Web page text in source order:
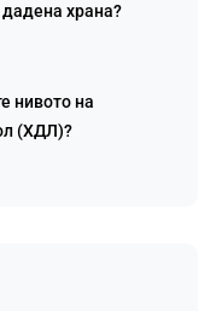
дадена храна?
нивото на
(ХДЛ)?